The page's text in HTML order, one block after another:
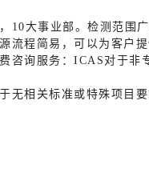
10大事业部。检测范围
流程简易，可以为客户
咨询服务：ICAS对于非
无相关标准或特殊项目